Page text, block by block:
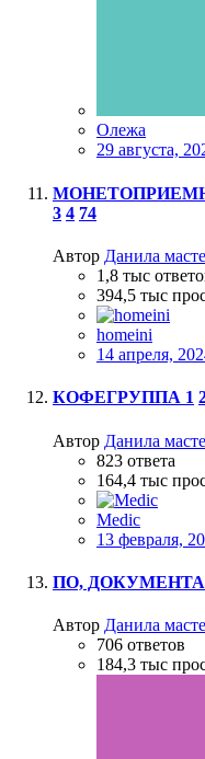
Олежа
29 августа,
3 4 74
Автор Данила
1,8 тыс
394,5 тыс
homeini
14 апреля,
КОФЕГРУППА 1
Автор Данила
823 ответа
164,4 тыс
Medic
13 февраля,
ПО,
Автор Данила
706 ответов
184,3 тыс